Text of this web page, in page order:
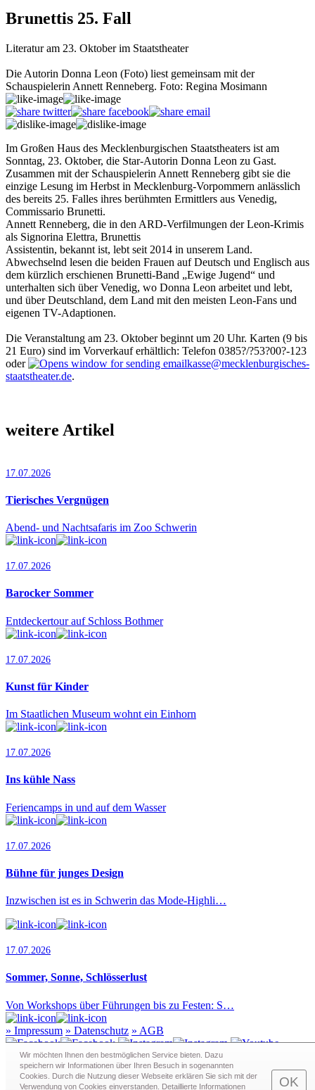
Brunettis 25. Fall
Literatur am 23. Oktober im Staatstheater
Die Autorin Donna Leon (Foto) liest gemeinsam mit der
Schauspielerin Annett Renneberg. Foto: Regina Mosimann
Im Großen Haus des Mecklenburgischen Staatstheaters ist am
Sonntag, 23. Oktober, die Star-Autorin Donna Leon zu Gast.
Zusammen mit der Schauspielerin Annett Renneberg gibt sie die
einzige Lesung im Herbst in Mecklenburg-Vorpommern anlässlich
des bereits 25. Falles ihres berühmten Ermittlers aus Venedig,
Commissario Brunetti.
Annett Renneberg, die in den ARD-Verfilmungen der Leon-Krimis
als Signorina Elettra, Brunettis
Assistentin, bekannt ist, lebt seit 2014 in unserem Land.
Abwechselnd lesen die beiden Frauen auf Deutsch und Englisch aus
dem kürzlich erschienen Brunetti-Band „Ewige Jugend“ und
unterhalten sich über Venedig, wo Donna Leon arbeitet und lebt,
und über Deutschland, dem Land mit den meisten Leon-Fans und
eigenen TV-Adaptionen.
Die Veranstaltung am 23. Oktober beginnt um 20 Uhr. Karten (9 bis
21 Euro) sind im Vorverkauf erhältlich: Telefon 0385?/?53?00?-123
oder
kasse@mecklenburgisches-
staatstheater.de.
weitere Artikel
17.07.2026
Tierisches Vergnügen
Abend- und Nachtsafaris im Zoo Schwerin
17.07.2026
Barocker Sommer
Entdeckertour auf Schloss Bothmer
17.07.2026
Kunst für Kinder
Im Staatlichen Museum wohnt ein Einhorn
17.07.2026
Ins kühle Nass
Feriencamps in und auf dem Wasser
17.07.2026
Bühne für junges Design
Inzwischen ist es in Schwerin das Mode-Highli…
17.07.2026
Sommer, Sonne, Schlösserlust
Von Workshops über Führungen bis zu Festen: S…
» Impressum » Datenschutz » AGB
Redaktion · Graf-Schack-Alle 8 · 19053 Schwerin
Wir möchten Ihnen den bestmöglichen Service bieten. Dazu
speichern wir Informationen über Ihren Besuch in sogenann­ten
Cookies. Durch die Nutzung dieser Webseite erklären Sie sich mit der
Verwendung von Cookies einverstanden. Detaillierte Informationen
OK